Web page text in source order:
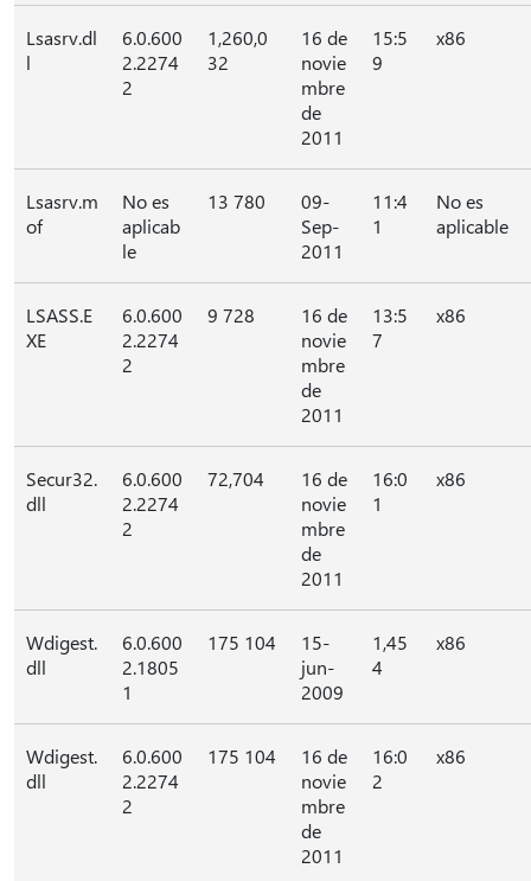
Lsasrv.dl
l
6.0.600
2.2274
2
1,260,0
32
16 de
novie
mbre
de
2011
15:5
9
x86
Lsasrv.m
of
No es
aplicab
le
13 780
09-
Sep-
2011
11:4
1
No es
aplicable
LSASS.E
XE
6.0.600
2.2274
2
9 728
16 de
novie
mbre
de
2011
13:5
7
x86
Secur32.
dll
6.0.600
2.2274
2
72,704
16 de
novie
mbre
de
2011
16:0
1
x86
Wdigest.
dll
6.0.600
2.1805
1
175 104
15-
jun-
2009
1,45
4
x86
Wdigest.
dll
6.0.600
2.2274
2
175 104
16 de
novie
mbre
de
2011
16:0
2
x86